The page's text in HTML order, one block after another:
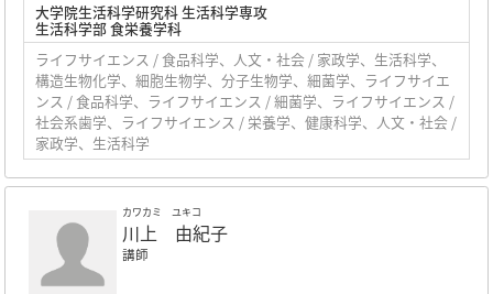
大学院生活科学研究科 生活科学専攻
生活科学部 食栄養学科
ライフサイエンス / 食品科学、人文・社会 / 家政学、生活科学、
構造生物化学、細胞生物学、分子生物学、細菌学、ライフサイエ
ンス / 食品科学、ライフサイエンス / 細菌学、ライフサイエンス /
社会系歯学、ライフサイエンス / 栄養学、健康科学、人文・社会 /
家政学、生活科学
カワカミ ユキコ
川上 由紀子
講師